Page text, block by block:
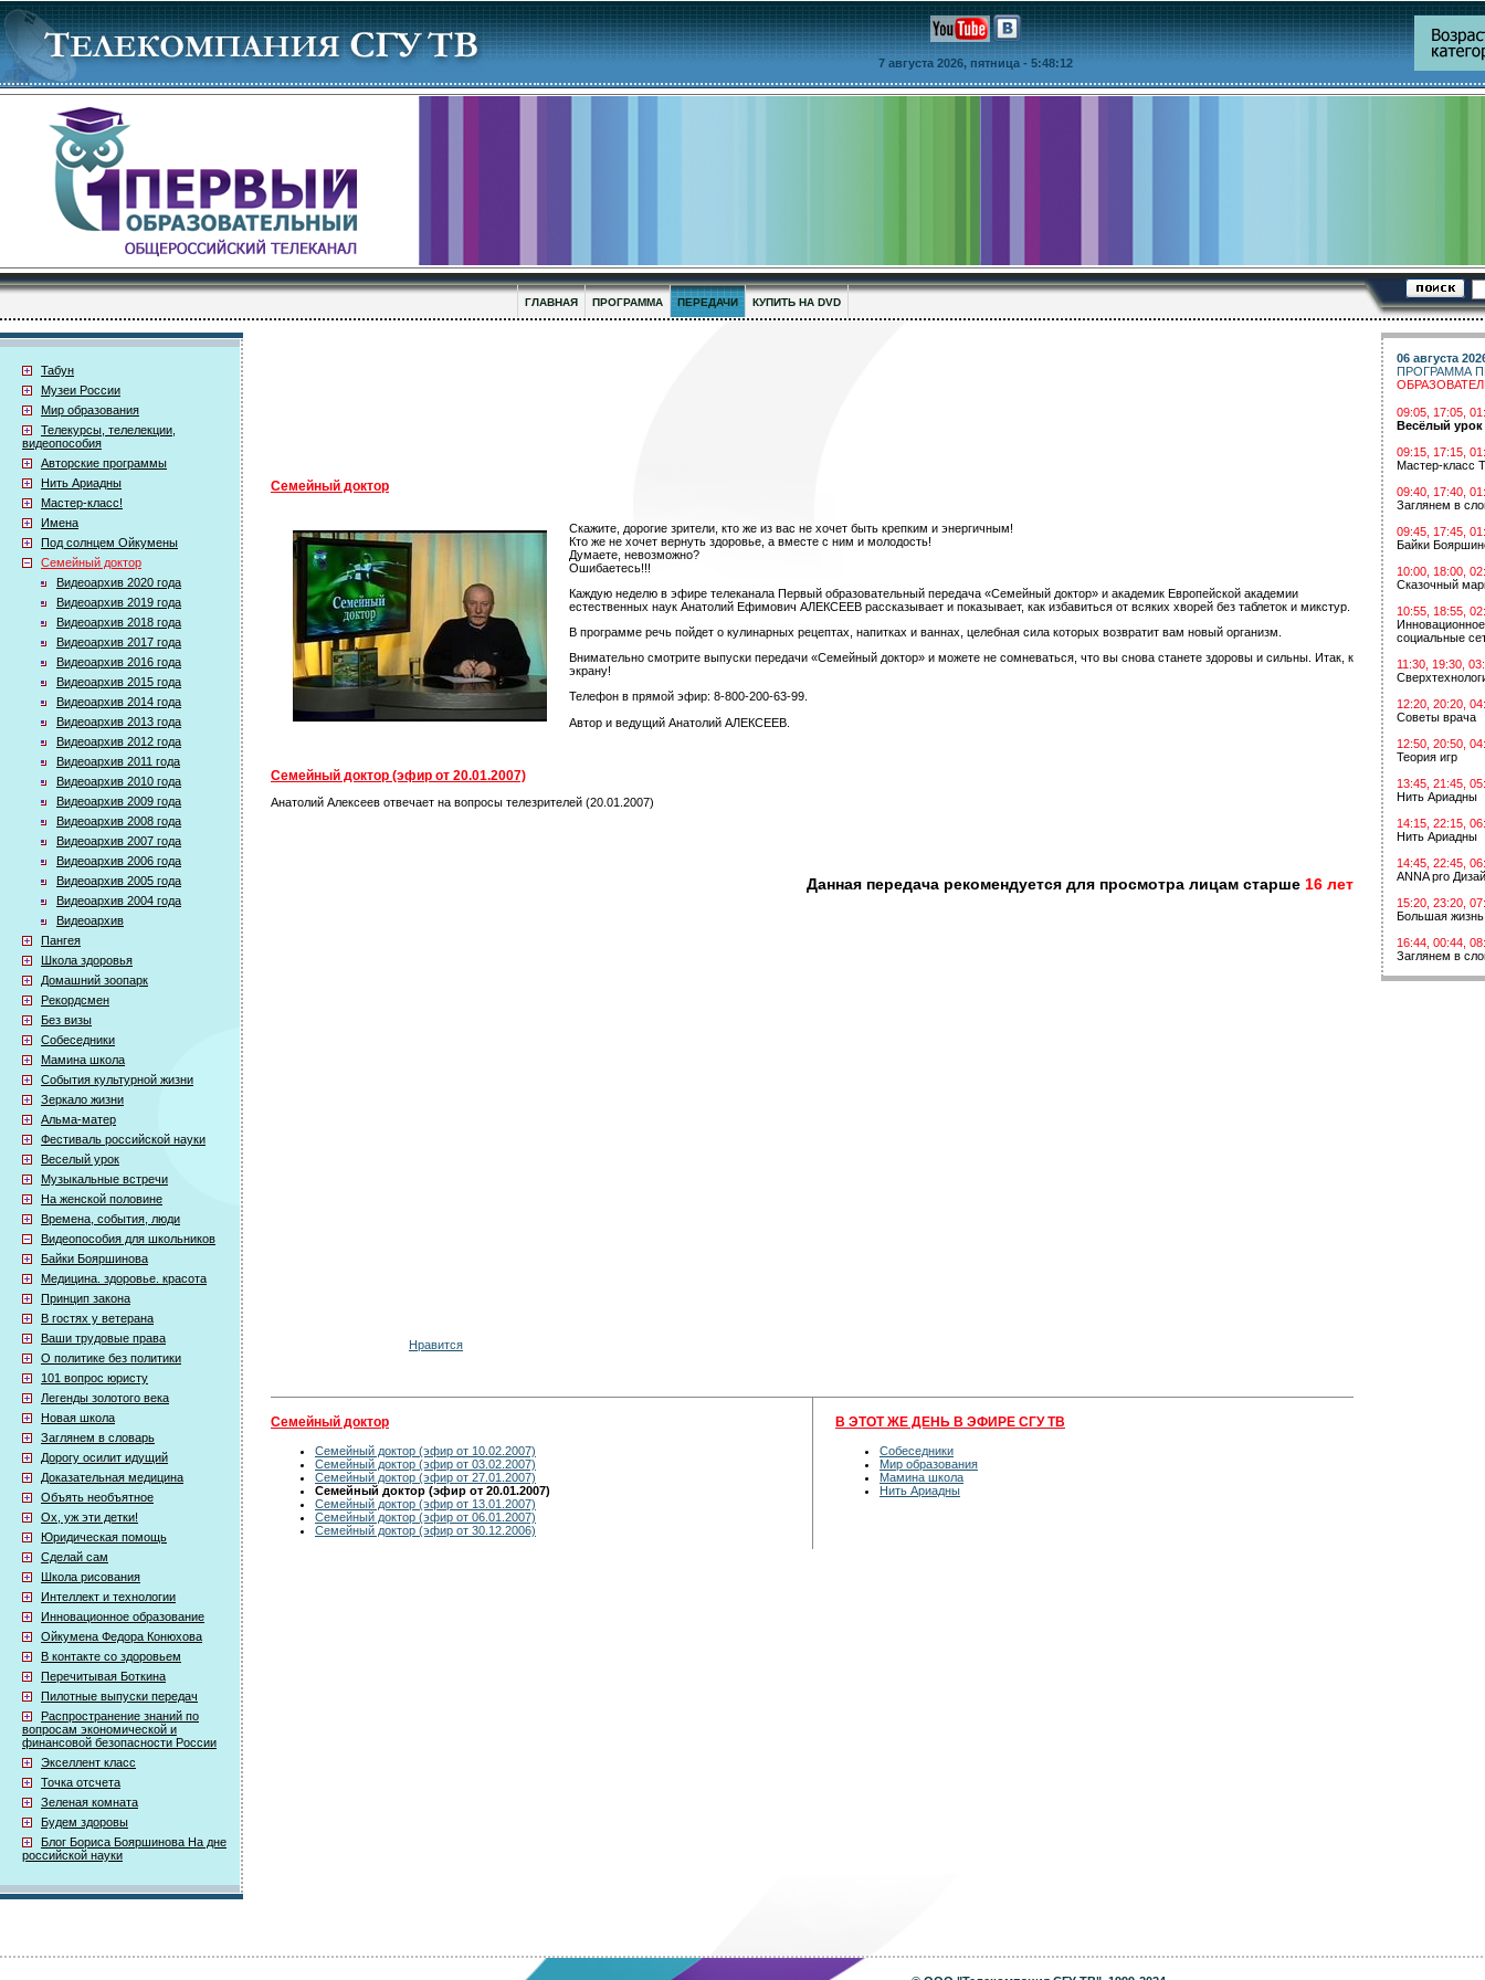
7 августа 2026, пятница - 5:48:12
ГЛАВНАЯ ПРОГРАММА ПЕРЕДАЧИ КУПИТЬ НА DVD
Табун
Музеи России
Мир образования
Телекурсы, телелекции,
видеопособия
Авторские программы
Нить Ариадны
Мастер-класс!
Имена
Под солнцем Ойкумены
Семейный доктор
Видеоархив 2020 года
Видеоархив 2019 года
Видеоархив 2018 года
Видеоархив 2017 года
Видеоархив 2016 года
Видеоархив 2015 года
Видеоархив 2014 года
Видеоархив 2013 года
Видеоархив 2012 года
Видеоархив 2011 года
Видеоархив 2010 года
Видеоархив 2009 года
Видеоархив 2008 года
Видеоархив 2007 года
Видеоархив 2006 года
Видеоархив 2005 года
Видеоархив 2004 года
Видеоархив
Пангея
Школа здоровья
Домашний зоопарк
Рекордсмен
Без визы
Собеседники
Мамина школа
События культурной жизни
Зеркало жизни
Альма-матер
Фестиваль российской науки
Веселый урок
Музыкальные встречи
На женской половине
Времена, события, люди
Видеопособия для школьников
Байки Бояршинова
Медицина. здоровье. красота
Принцип закона
В гостях у ветерана
Ваши трудовые права
О политике без политики
101 вопрос юристу
Легенды золотого века
Новая школа
Заглянем в словарь
Дорогу осилит идущий
Доказательная медицина
Объять необъятное
Ох, уж эти детки!
Юридическая помощь
Сделай сам
Школа рисования
Интеллект и технологии
Инновационное образование
Ойкумена Федора Конюхова
В контакте со здоровьем
Перечитывая Боткина
Пилотные выпуски передач
Распространение знаний по
вопросам экономической и
финансовой безопасности России
Экселлент класс
Точка отсчета
Зеленая комната
Будем здоровы
Блог Бориса Бояршинова На дне
российской науки
Семейный доктор
Скажите, дорогие зрители, кто же из вас не хочет быть крепким и энергичным!
Кто же не хочет вернуть здоровье, а вместе с ним и молодость!
Думаете, невозможно?
Ошибаетесь!!!
Каждую неделю в эфире телеканала Первый образовательный передача «Семейный доктор» и академик Европейской академии
естественных наук Анатолий Ефимович АЛЕКСЕЕВ рассказывает и показывает, как избавиться от всяких хворей без таблеток и микстур.
В программе речь пойдет о кулинарных рецептах, напитках и ваннах, целебная сила которых возвратит вам новый организм.
Внимательно смотрите выпуски передачи «Семейный доктор» и можете не сомневаться, что вы снова станете здоровы и сильны. Итак, к
экрану!
Телефон в прямой эфир: 8-800-200-63-99.
Автор и ведущий Анатолий АЛЕКСЕЕВ.
Семейный доктор (эфир от 20.01.2007)
Анатолий Алексеев отвечает на вопросы телезрителей (20.01.2007)
Данная передача рекомендуется для просмотра лицам старше 16 лет
Нравится
Семейный доктор
Семейный доктор (эфир от 10.02.2007)
Семейный доктор (эфир от 03.02.2007)
Семейный доктор (эфир от 27.01.2007)
Семейный доктор (эфир от 20.01.2007)
Семейный доктор (эфир от 13.01.2007)
Семейный доктор (эфир от 06.01.2007)
Семейный доктор (эфир от 30.12.2006)
В ЭТОТ ЖЕ ДЕНЬ В ЭФИРЕ СГУ ТВ
Собеседники
Мир образования
Мамина школа
Нить Ариадны
06 августа
ПРОГРАММА
09:05, 17:05,
Весёлый урок
09:15, 17:15,
Мастер-класс
09:40, 17:40,
Заглянем в
09:45, 17:45,
Байки
10:00, 18:00,
Сказочный
10:55, 18:55,
социальные
11:30, 19:30,
12:20, 20:20,
Советы врача
12:50, 20:50,
Теория игр
13:45, 21:45,
Нить Ариадны
14:15, 22:15,
Нить Ариадны
14:45, 22:45,
ANNA pro
15:20, 23:20,
Большая жизнь
16:44, 00:44,
Заглянем в